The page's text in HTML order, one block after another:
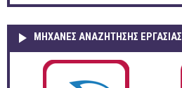
ΜΗΧΑΝΕΣ ΑΝΑΖΗΤΗΣΗΣ ΕΡΓΑΣΙΑΣ